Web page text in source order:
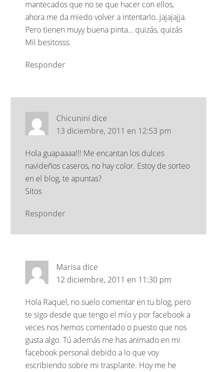
mantecados que no se que hacer con ellos,
ahora me da miedo volver a intentarlo..jajajajja.
Pero tienen muyy buena pinta… quizás, quizás
Mil besitosss.
Responder
Chicunini dice
13 diciembre, 2011 en 12:53 pm
Hola guapaaaa!!! Me encantan los dulces
navideños caseros, no hay color. Estoy de sorteo
en el blog, te apuntas?
Sitos
Responder
Marisa dice
12 diciembre, 2011 en 11:30 pm
Hola Raquel, no suelo comentar en tu blog, pero
te sigo desde que tengo el mío y por facebook a
veces nos hemos comentado o puesto que nos
gusta algo. Tú además me has animado en mi
facebook personal debido a lo que voy
escribiendo sobre mi trasplante. Hoy me he